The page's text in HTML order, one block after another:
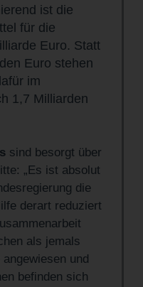
ist die
für die
Euro. Statt
Euro stehen
im
1,7 Milliarden
sind besorgt über
„Es ist absolut
die
derart reduziert
als jemals
und
befinden sich